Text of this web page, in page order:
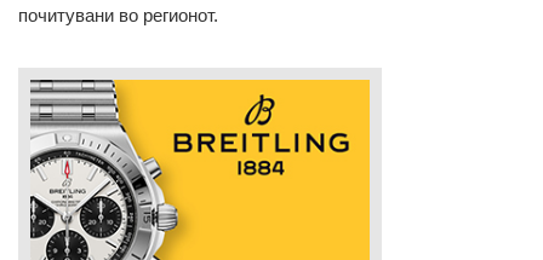
почитувани во регионот.